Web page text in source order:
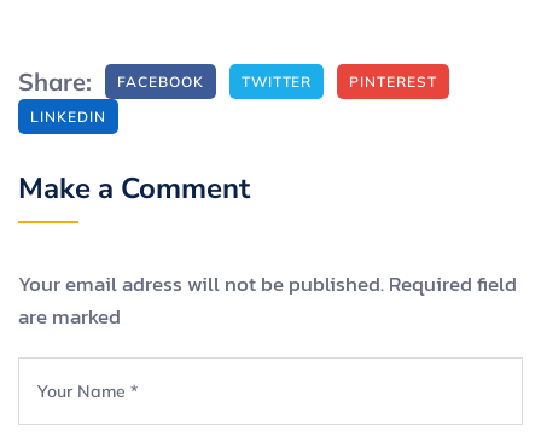
Share: FACEBOOK TWITTER
PINTEREST
LINKEDIN
Make a Comment
Your email adress will not be published. Required field
are marked